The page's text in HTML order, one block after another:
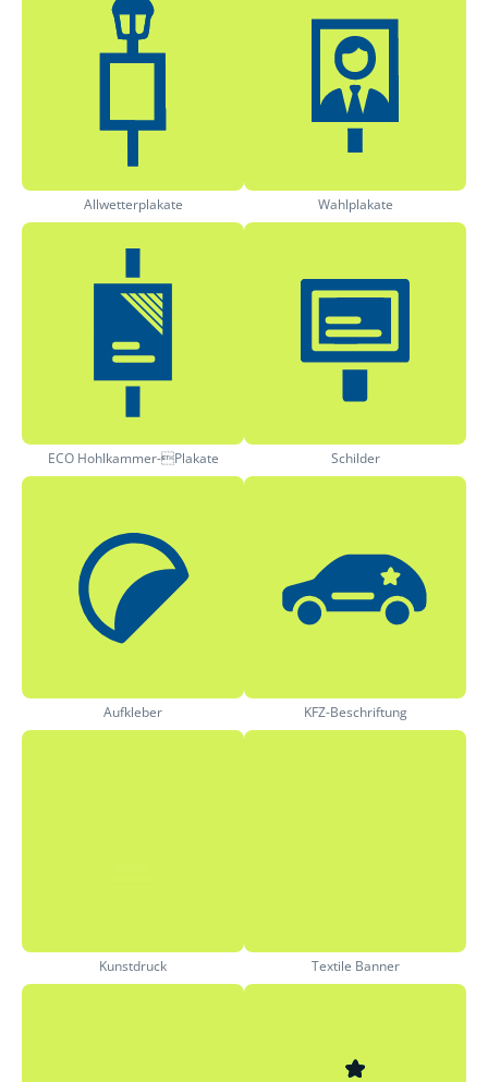
Allwetterplakate Wahlplakate
ECO Hohlkammer-Plakate Schilder
Aufkleber KFZ-Beschriftung
Kunstdruck Textile Banner